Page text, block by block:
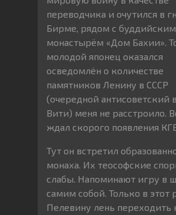
переводчика и очутился в
Бирме, рядом с буддийским
монастырём «Дом Бахии».
молодой японец оказался
осведомлён о количестве
памятников Ленину в СССР
(очередной антисоветский
Вити) меня не расстроило.
ждал скорого появления
Тут он встретил
монаха. Их теософские
слабы. Напоминают игру в
самим собой. Только в этот
Пелевину лень переходить